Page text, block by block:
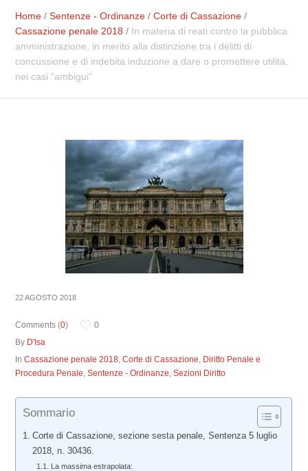
Home /Sentenze - Ordinanze /Corte di Cassazione /
Cassazione penale 2018 / In materia di reati contro la pubblica
amministrazione, in merito alla distinzione tra i delitti di
concussione e di indebita induzione a dare o promettere utilità,
nei casi “ambigui”
22 AGOSTO 2018
Comments (0)
0
By D'Isa
InCassazione penale 2018,Corte di Cassazione, Diritto Penale e
Procedura Penale,Sentenze - Ordinanze,Sezioni Diritto
Sommario
Corte di Cassazione, sezione sesta penale, Sentenza 5 luglio
2018, n. 30436.
La massima estrapolata: